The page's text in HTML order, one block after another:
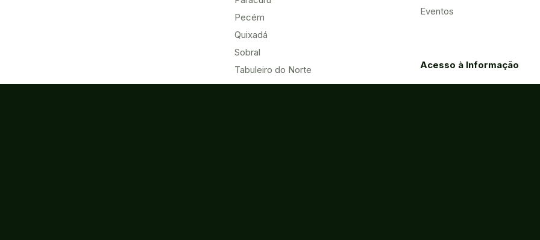
Pecém
Quixadá
Sobral
Tabuleiro do Norte
Tauá
Eventos
Acesso à Informação